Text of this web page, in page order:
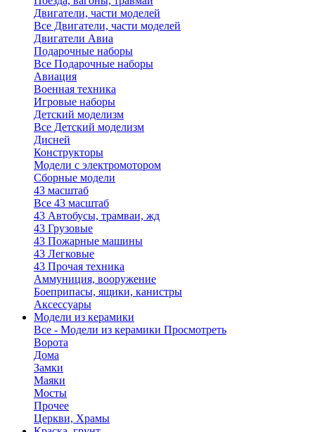
Двигатели, части моделей
Все Двигатели, части моделей
Двигатели Авиа
Подарочные наборы
Все Подарочные наборы
Авиация
Военная техника
Игровые наборы
Детский моделизм
Все Детский моделизм
Дисней
Конструкторы
Модели с электромотором
Сборные модели
43 масштаб
Все 43 масштаб
43 Автобусы, трамваи, жд
43 Грузовые
43 Пожарные машины
43 Легковые
43 Прочая техника
Аммуниция, вооружение
Боеприпасы, ящики, канистры
Аксессуары
Модели из керамики
Все - Модели из керамики Просмотреть
Ворота
Дома
Замки
Маяки
Мосты
Прочее
Церкви, Храмы